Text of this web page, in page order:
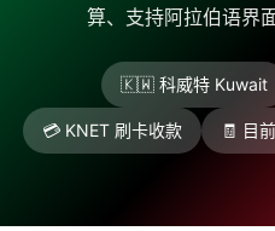
算、支持阿拉伯语界
🇰🇼 科威特 Kuwait
💳 KNET 刷卡收款 🧾 目